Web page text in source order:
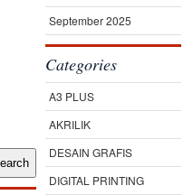
September 2025
Categories
A3 PLUS
AKRILIK
DESAIN GRAFIS
DIGITAL PRINTING